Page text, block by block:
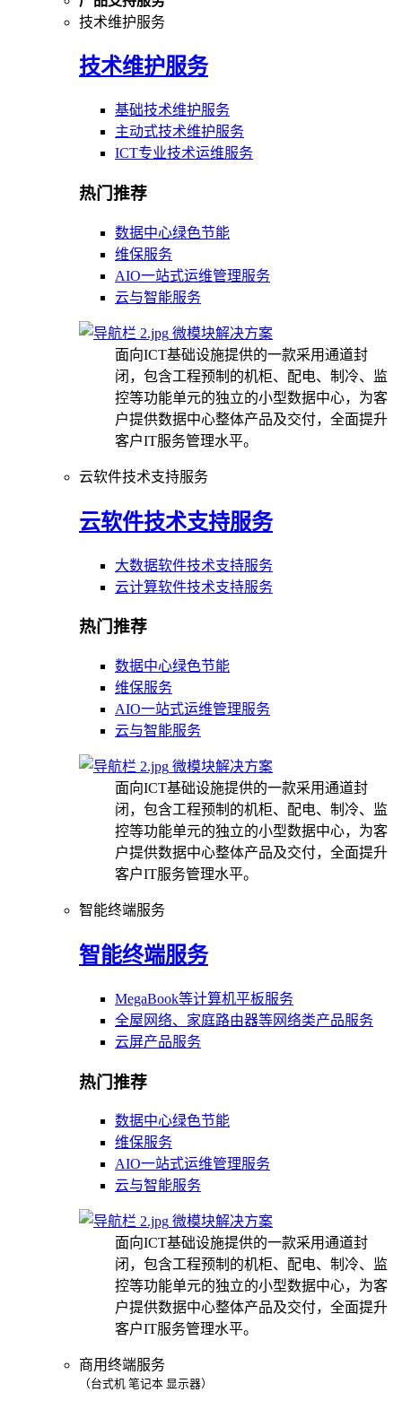
技术维护服务
技术维护服务
基础技术维护服务
主动式技术维护服务
ICT专业技术运维服务
热门推荐
数据中心绿色节能
维保服务
AIO一站式运维管理服务
云与智能服务
微模块解决方案
面向ICT基础设施提供的一款采用通道封
闭，包含工程预制的机柜、配电、制冷、监
控等功能单元的独立的小型数据中心，为客
户提供数据中心整体产品及交付，全面提升
客户IT服务管理水平。
云软件技术支持服务
云软件技术支持服务
大数据软件技术支持服务
云计算软件技术支持服务
热门推荐
数据中心绿色节能
维保服务
AIO一站式运维管理服务
云与智能服务
微模块解决方案
面向ICT基础设施提供的一款采用通道封
闭，包含工程预制的机柜、配电、制冷、监
控等功能单元的独立的小型数据中心，为客
户提供数据中心整体产品及交付，全面提升
客户IT服务管理水平。
智能终端服务
智能终端服务
MegaBook等计算机平板服务
全屋网络、家庭路由器等网络类产品服务
云屏产品服务
热门推荐
数据中心绿色节能
维保服务
AIO一站式运维管理服务
云与智能服务
微模块解决方案
面向ICT基础设施提供的一款采用通道封
闭，包含工程预制的机柜、配电、制冷、监
控等功能单元的独立的小型数据中心，为客
户提供数据中心整体产品及交付，全面提升
客户IT服务管理水平。
商用终端服务
（台式机 笔记本 显示器）